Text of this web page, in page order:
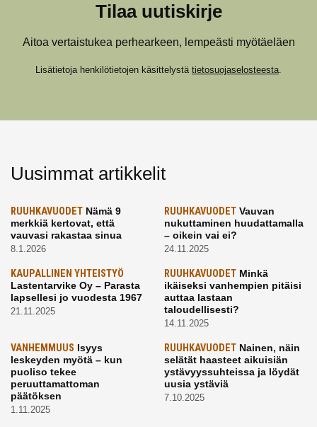
Tilaa uutiskirje
Aitoa vertaistukea perhearkeen, lempeästi myötäeläen
Lisätietoja henkilötietojen käsittelystä tietosuojaselosteesta
Uusimmat artikkelit
RUUHKAVUODET Nämä 9
merkkiä kertovat, että
vauvasi rakastaa sinua
8.1.2026
RUUHKAVUODETVauvan
nukuttaminen huudattamalla
– oikein vai ei?
24.11.2025
KAUPALLINEN YHTEISTYÖ
Lastentarvike Oy – Parasta
lapsellesi jo vuodesta 1967
21.11.2025
RUUHKAVUODETMinkä
ikäiseksi vanhempien pitäisi
auttaa lastaan
taloudellisesti?
14.11.2025
VANHEMMUUS Isyys
leskeyden myötä – kun
puoliso tekee
peruuttamattoman
päätöksen
1.11.2025
RUUHKAVUODETNainen, näin
selätät haasteet aikuisiän
ystävyyssuhteissa ja löydät
uusia ystäviä
7.10.2025